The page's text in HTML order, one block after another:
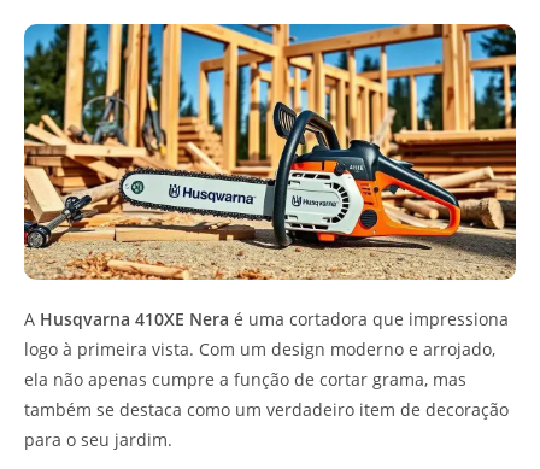
A Husqvarna 410XE Nera é uma cortadora que impressiona
logo à primeira vista. Com um design moderno e arrojado,
ela não apenas cumpre a função de cortar grama, mas
também se destaca como um verdadeiro item de decoração
para o seu jardim.